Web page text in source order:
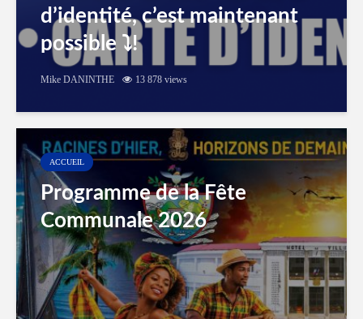
d’identité, c’est maintenant
possible ⤵️!
Mike DANINTHE 13 878 views
ACCUEIL
Programme de la Fête
Communale 2026